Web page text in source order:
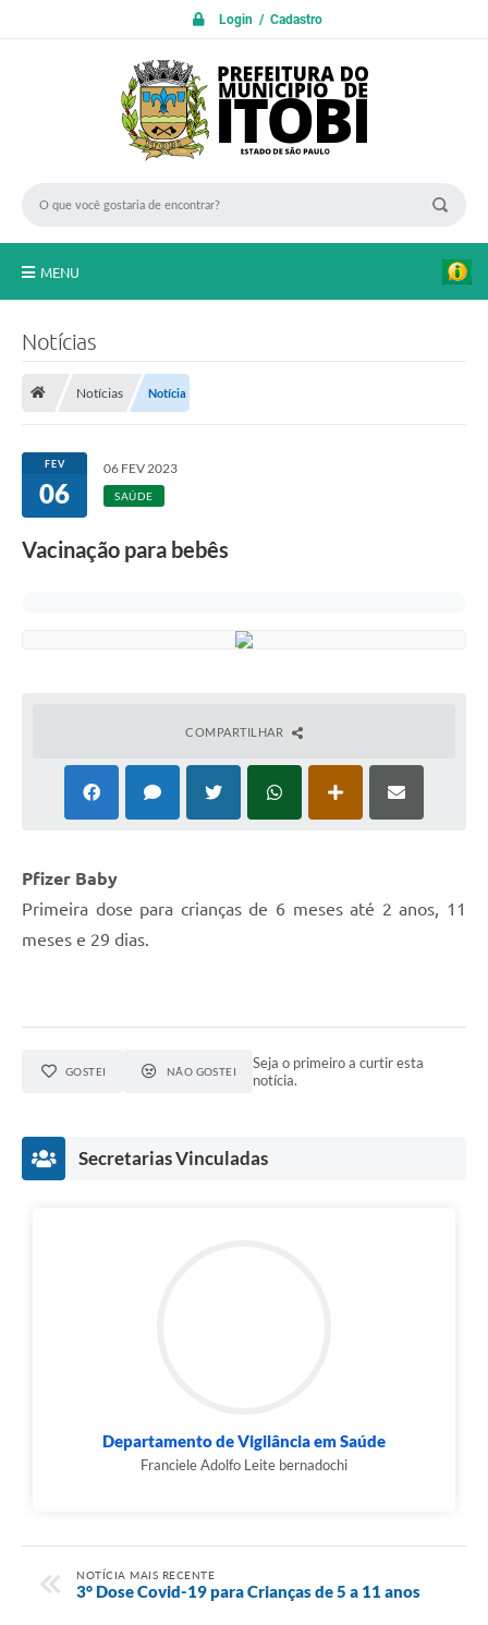
Login / Cadastro
MENU
Departamentos
Contas Públicas
HISTÓRICO - ADM
Relação de Cargos e Salários
Telefones Úteis
Notícias
Notícias Notícia
FEV
06
06 FEV 2023
SAÚDE
Vacinação para bebês
COMPARTILHAR
Pfizer Baby
Primeira dose para crianças de 6 meses até 2 anos, 11
meses e 29 dias.
GOSTEI NÃO GOSTEI
Seja o primeiro a curtir esta
notícia.
Secretarias Vinculadas
Departamento de Vigilância em Saúde
Franciele Adolfo Leite bernadochi
NOTÍCIA MAIS RECENTE
3° Dose Covid-19 para Crianças de 5 a 11 anos